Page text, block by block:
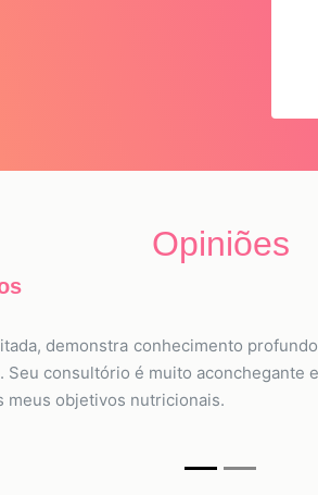
Opiniões
demonstra conhecimento
Seu consultório é muito
meus objetivos nutricionais.